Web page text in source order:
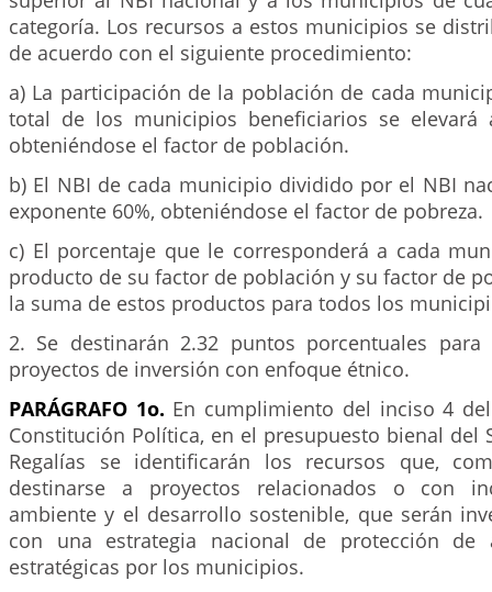
categoría. Los recursos a estos municipios se
de acuerdo con el siguiente procedimiento:
a) La participación de la población de cada
total de los municipios beneficiarios se elevará
obteniéndose el factor de población.
b) El NBI de cada municipio dividido por el NBI
exponente 60%, obteniéndose el factor de pobreza.
c) El porcentaje que le corresponderá a cada
producto de su factor de población y su factor de
la suma de estos productos para todos los
2. Se destinarán 2.32 puntos porcentuales
proyectos de inversión con enfoque étnico.
PARÁGRAFO 1o. En cumplimiento del inciso 4
Constitución Política, en el presupuesto bienal del
Regalías se identificarán los recursos que,
destinarse a proyectos relacionados o con
ambiente y el desarrollo sostenible, que serán
con una estrategia nacional de protección de
estratégicas por los municipios.